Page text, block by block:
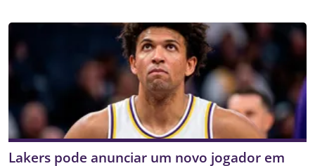
Lakers pode anunciar um novo jogador em